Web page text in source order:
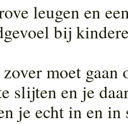
leugen en
bij
moet gaan
slijten en je
je echt in en in